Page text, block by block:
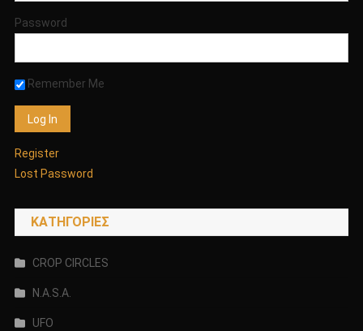
Password
Remember Me
Register
Lost Password
KΑΤΗΓΟΡΊΕΣ
CROP CIRCLES
N.A.S.A.
UFO